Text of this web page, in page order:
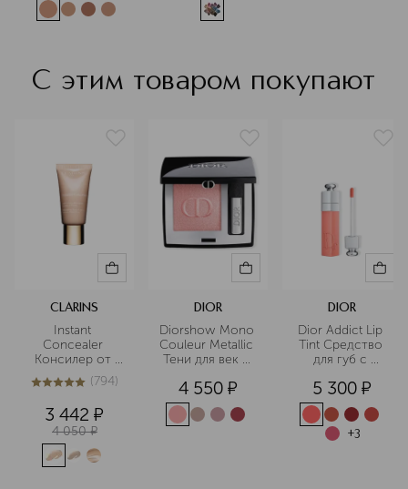
С этим товаром покупают
CLARINS
Instant
Concealer
Консилер от
темных кругов
моментального
5из 5794 (794)
3 442 ¤
4 050 ¤
DIOR
Diorshow Mono
Couleur Metallic
Тени для век с
финишем
4 550 ¤
DIOR
Dior Addict Lip
Tint Средство
для губ с
пигментом
5 300 ¤
+3